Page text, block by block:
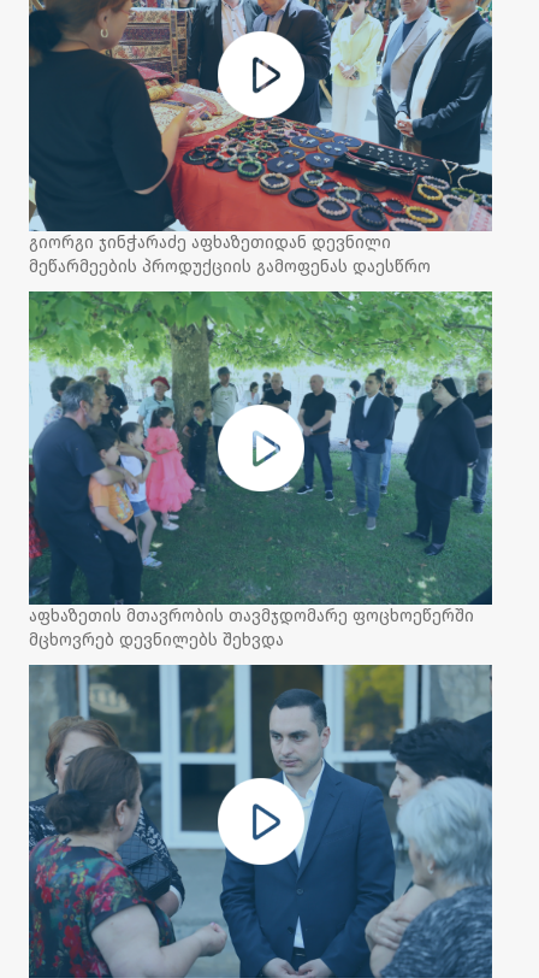
გიორგი ჯინჭარაძე აფხაზეთიდან დევნილი
მეწარმეების პროდუქციის გამოფენას დაესწრო
აფხაზეთის მთავრობის თავმჯდომარე ფოცხოეწერში
მცხოვრებ დევნილებს შეხვდა